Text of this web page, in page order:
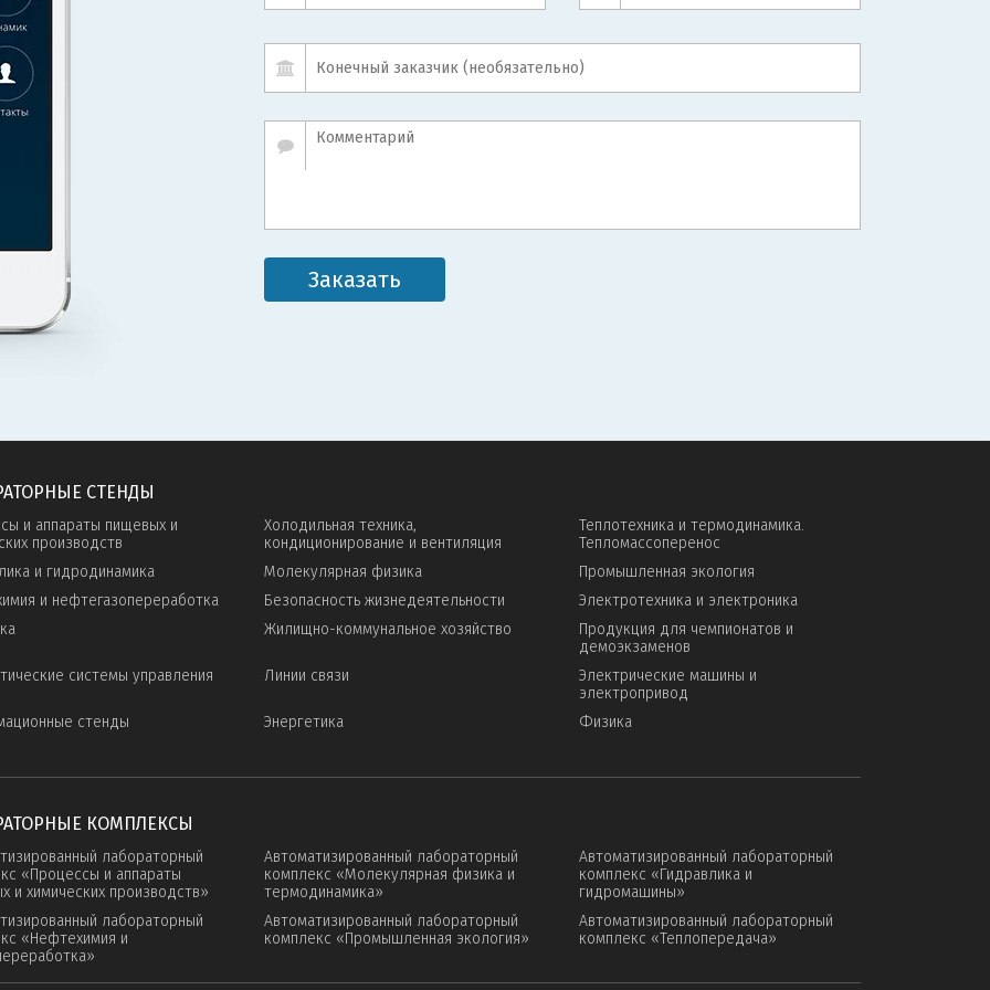
Заказать
СТЕНДЫ
и аппараты пищевых и
производств
Холодильная техника,
кондиционирование и вентиляция
Теплотехника и термодинамика.
Тепломассоперенос
и гидродинамика
Молекулярная физика
Промышленная экология
и нефтегазопереработка
Безопасность жизнедеятельности
Электротехника и электроника
Жилищно-коммунальное хозяйство
Продукция для чемпионатов и
демоэкзаменов
системы управления
Линии связи
Электрические машины и
электропривод
стенды
Энергетика Физика
КОМПЛЕКСЫ
лабораторный
«Процессы и аппараты
и химических производств»
Автоматизированный лабораторный
комплекс «Молекулярная физика и
термодинамика»
Автоматизированный лабораторный
комплекс «Гидравлика и
гидромашины»
лабораторный
«Нефтехимия и
Автоматизированный лабораторный
комплекс «Промышленная экология»
Автоматизированный лабораторный
комплекс «Теплопередача»